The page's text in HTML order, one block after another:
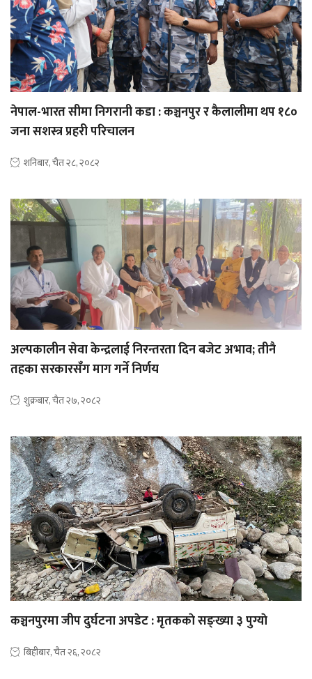
नेपाल-भारत सीमा निगरानी कडा : कञ्चनपुर र कैलालीमा थप १८०
जना सशस्त्र प्रहरी परिचालन
शनिबार, चैत २८, २०८२
अल्पकालीन सेवा केन्द्रलाई निरन्तरता दिन बजेट अभाव; तीनै
तहका सरकारसँग माग गर्ने निर्णय
शुक्रबार, चैत २७, २०८२
कञ्चनपुरमा जीप दुर्घटना अपडेट : मृतककाे सङ्ख्या ३ पुग्याे
बिहीबार, चैत २६, २०८२